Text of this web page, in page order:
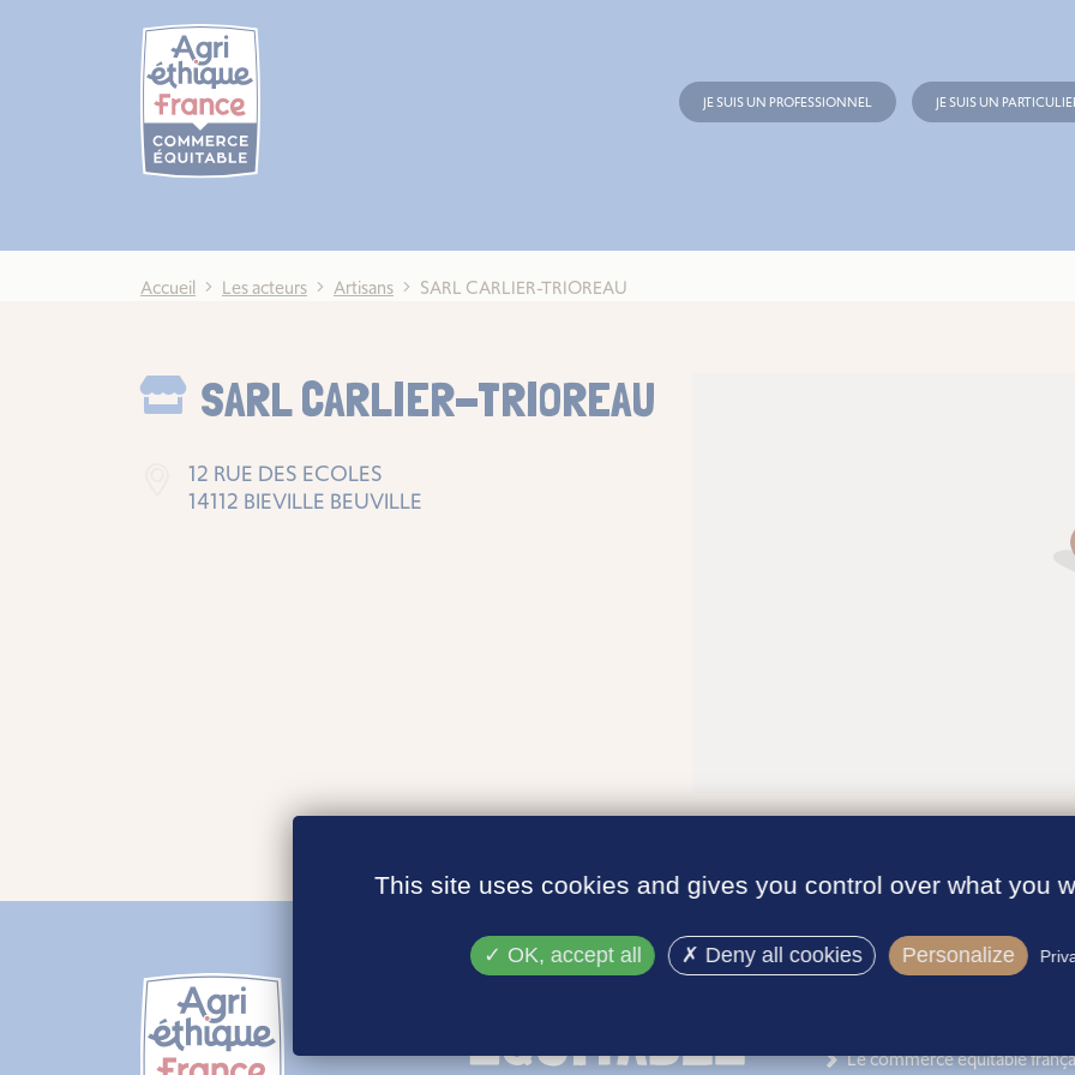
JE SUIS UN PROFESSIONNEL JE SUIS UN
Accueil Les acteurs Artisans SARL CARLIER-TRIOREAU
SARL CARLIER-TRIOREAU
12 RUE DES ECOLES
14112 BIEVILLE BEUVILLE
Le commerce équitable
This site uses cookies and gives you control over what you
OK, accept all Deny all cookies Personalize